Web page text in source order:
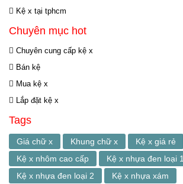
Kệ x tại tphcm
Chuyên mục hot
Chuyên cung cấp kệ x
Bán kệ
Mua kệ x
Lắp đặt kệ x
Tags
Giá chữ x Khung chữ x
Kệ x giá rẻ
Kệ x nhôm cao cấp
Kệ x nhựa đen loại 1
Kệ x nhựa đen loại 2
Kệ x nhựa xám